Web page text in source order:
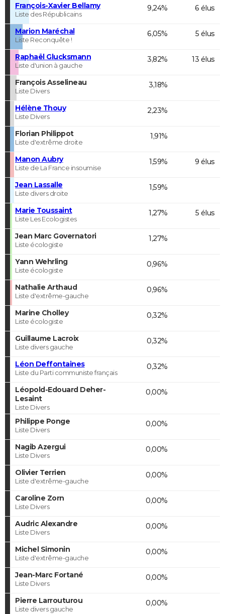
François-Xavier Bellamy
Liste des Républicains
9,24% 6 élus
Marion Maréchal
Liste Reconquête !
6,05% 5 élus
Raphaël Glucksmann
Liste d'union à gauche
3,82% 13 élus
François Asselineau
Liste Divers
3,18%
Hélène Thouy
Liste Divers
2,23%
Florian Philippot
Liste d'extrême droite
1,91%
Manon Aubry
Liste de La France insoumise
1,59% 9 élus
Jean Lassalle
Liste divers droite
1,59%
Marie Toussaint
Liste Les Ecologistes
1,27% 5 élus
Jean Marc Governatori
Liste écologiste
1,27%
Yann Wehrling
Liste écologiste
0,96%
Nathalie Arthaud
Liste d'extrême-gauche
0,96%
Marine Cholley
Liste écologiste
0,32%
Guillaume Lacroix
Liste divers gauche
0,32%
Léon Deffontaines
Liste du Parti communiste français
0,32%
Léopold-Edouard Deher-
Lesaint
Liste Divers
0,00%
Philippe Ponge
Liste Divers
0,00%
Nagib Azergui
Liste Divers
0,00%
Olivier Terrien
Liste d'extrême-gauche
0,00%
Caroline Zorn
Liste Divers
0,00%
Audric Alexandre
Liste Divers
0,00%
Michel Simonin
Liste d'extrême-gauche
0,00%
Jean-Marc Fortané
Liste Divers
0,00%
Pierre Larrouturou
Liste divers gauche
0,00%